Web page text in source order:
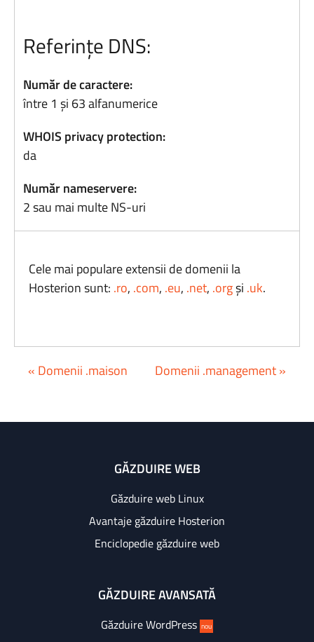
Referințe DNS:
Număr de caractere:
între 1 și 63 alfanumerice
WHOIS privacy protection:
da
Număr nameservere:
2 sau mai multe NS-uri
Cele mai populare extensii de domenii la
Hosterion sunt: .ro, .com, .eu, .net, .orgși .uk.
« Domenii .maison Domenii .management »
GĂZDUIRE WEB
Găzduire web Linux
Avantaje găzduire Hosterion
Enciclopedie găzduire web
GĂZDUIRE AVANSATĂ
Găzduire WordPress nou